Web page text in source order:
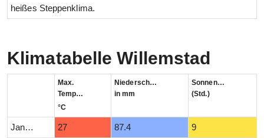
heißes Steppenklima.
Klimatabelle Willemstad
Max.
Temperatur
°C
Niederschlag
in mm
Sonnenstunden
(Std.)
Januar 27 87.4 9